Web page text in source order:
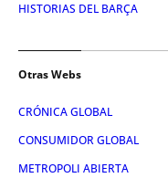
HISTORIAS DEL BARÇA
Otras Webs
CRÓNICA GLOBAL
CONSUMIDOR GLOBAL
METROPOLI ABIERTA